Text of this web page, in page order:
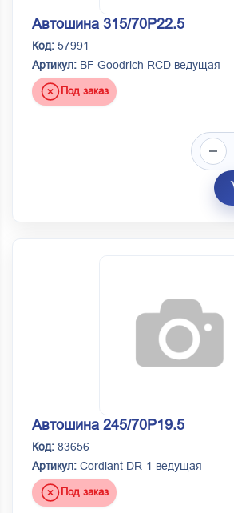
Автошина 315/70Р22.5
Код: 57991
Артикул: BF Goodrich RCD ведущая
Под заказ
Автошина 245/70Р19.5
Код: 83656
Артикул: Cordiant DR-1 ведущая
Под заказ